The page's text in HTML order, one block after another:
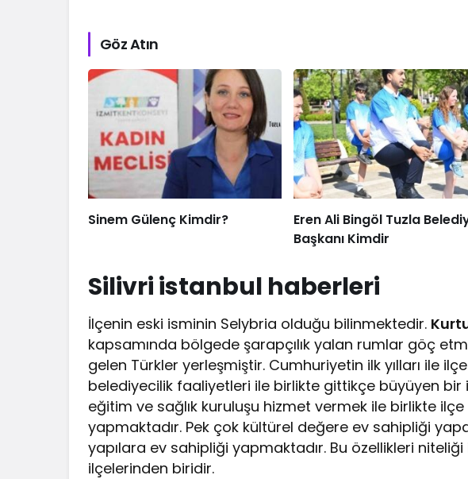
Göz Atın
Sinem Gülenç Kimdir?
Eren Ali Bingöl Tuzla
Başkanı Kimdir
Silivri istanbul haberleri
İlçenin eski isminin Selybria olduğu bilinmektedir.
kapsamında bölgede şarapçılık yalan rumlar göç
gelen Türkler yerleşmiştir. Cumhuriyetin ilk yılları ile
belediyecilik faaliyetleri ile birlikte gittikçe büyüyen
eğitim ve sağlık kuruluşu hizmet vermek ile birlikte
yapmaktadır. Pek çok kültürel değere ev sahipliği
yapılara ev sahipliği yapmaktadır. Bu özellikleri niteliği
ilçelerinden biridir.